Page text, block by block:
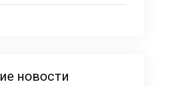
новости